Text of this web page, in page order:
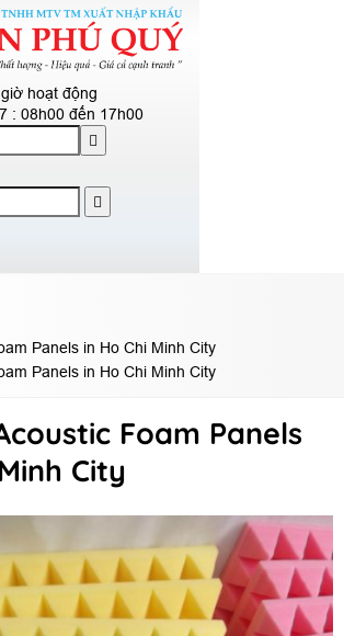
hoạt động
: 08h00 đến 17h00
Panels in Ho Chi Minh City
Panels in Ho Chi Minh City
Foam Panels
City